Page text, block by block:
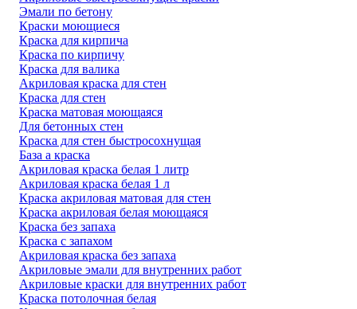
Эмали по бетону
Краски моющиеся
Краска для кирпича
Краска по кирпичу
Краска для валика
Акриловая краска для стен
Краска для стен
Краска матовая моющаяся
Для бетонных стен
Краска для стен быстросохнущая
База а краска
Акриловая краска белая 1 литр
Акриловая краска белая 1 л
Краска акриловая матовая для стен
Краска акриловая белая моющаяся
Краска без запаха
Краска с запахом
Акриловая краска без запаха
Акриловые эмали для внутренних работ
Акриловые краски для внутренних работ
Краска потолочная белая